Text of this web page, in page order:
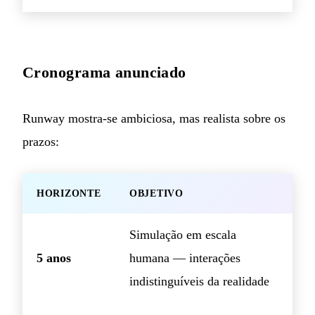
Cronograma anunciado
Runway mostra-se ambiciosa, mas realista sobre os
prazos:
HORIZONTE OBJETIVO
5 anos
Simulação em escala
humana — interações
indistinguíveis da realidade